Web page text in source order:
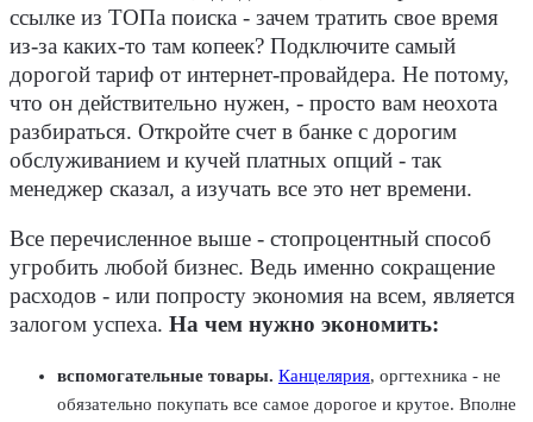
ссылке из ТОПа поиска - зачем тратить свое время
из-за каких-то там копеек? Подключите самый
дорогой тариф от интернет-провайдера. Не потому,
что он действительно нужен, - просто вам неохота
разбираться. Откройте счет в банке с дорогим
обслуживанием и кучей платных опций - так
менеджер сказал, а изучать все это нет времени.
Все перечисленное выше - стопроцентный способ
угробить любой бизнес. Ведь именно сокращение
расходов - или попросту экономия на всем, является
залогом успеха. На чем нужно экономить:
вспомогательные товары. Канцелярия, оргтехника - не
обязательно покупать все самое дорогое и крутое. Вполне